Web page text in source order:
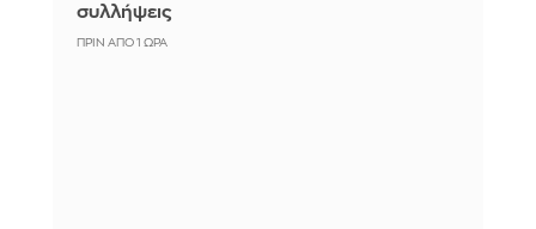
συλλήψεις
ΠΡΙΝ ΑΠΌ 1 ΏΡΑ